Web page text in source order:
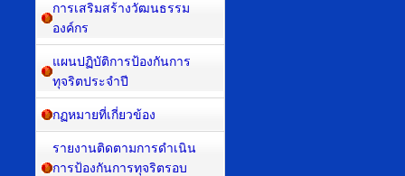
การเสริมสร้างวัฒนธรรม
องค์กร
แผนปฏิบัติการป้องกันการ
ทุจริตประจำปี
กฏหมายที่เกี่ยวข้อง
รายงานติดตามการดำเนิน
การป้องกันการทุจริตรอบ